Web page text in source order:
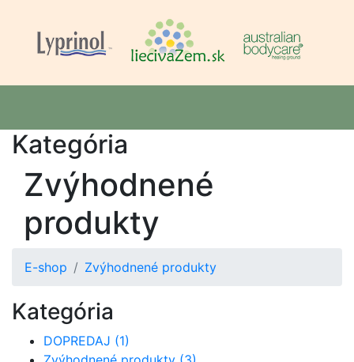
Kategória
Zvýhodnené
produkty
E-shop Zvýhodnené produkty
Kategória
DOPREDAJ (1)